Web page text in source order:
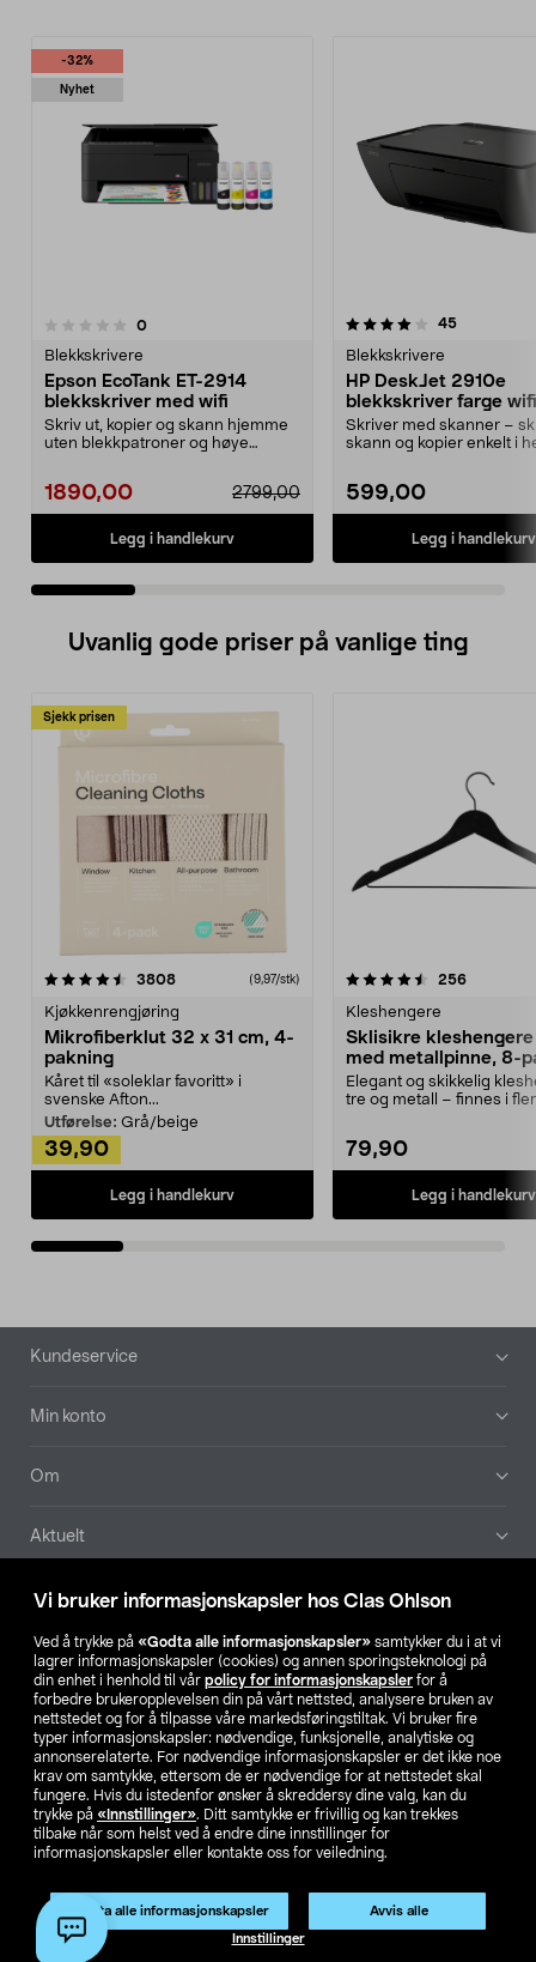
Vi bruker informasjonskapsler hos Clas Ohlson
Ved å trykke på «Godta alle informasjonskapsler» samtykker du i at vi
lagrer informasjonskapsler (cookies) og annen sporingsteknologi på
din enhet i henhold til vår policy for informasjonskapsler for å
forbedre brukeropplevelsen din på vårt nettsted, analysere bruken av
nettstedet og for å tilpasse våre markedsføringstiltak. Vi bruker fire
typer informasjonskapsler: nødvendige, funksjonelle, analytiske og
annonserelaterte. For nødvendige informasjonskapsler er det ikke noe
krav om samtykke, ettersom de er nødvendige for at nettstedet skal
fungere. Hvis du istedenfor ønsker å skreddersy dine valg, kan du
trykke på «Innstillinger». Ditt samtykke er frivillig og kan trekkes
tilbake når som helst ved å endre dine innstillinger for
informasjonskapsler eller kontakte oss for veiledning.
Godta alle informasjonskapsler Avvis alle
Innstillinger
Produktet har utgått
Artikkelnr.:56-1165
-32%
Nyhet
0anmeldelser
Blekkskrivere
Epson EcoTank ET-2914
blekkskriver med wifi
Skriv ut, kopier og skann hjemme
uten blekkpatroner og høye
1890,00 2799,00
Legg i handlekurv
4.0 av 5 stjerner 45
Blekkskrivere
HP DeskJet 2910e
blekkskriver farge wifi
Skriver med skanner –
skann og kopier enkelt i
599,00
Legg i handlekurv
4.5 av 5 stjerner
Uvanlig gode priser på vanlige ting
Sjekk prisen
3808anmeldelser(9,97/stk)
Kjøkkenrengjøring
Mikrofiberklut 32 x 31 cm, 4-
pakning
Kåret til «soleklar favoritt» i
svenske Afton...
Utførelse: Grå/beige
39,90
Legg i handlekurv
4.5av 5 stjerner 256
Kleshengere
Sklisikre
med metallpinne, 8-
Elegant og skikkelig
tre og metall – finnes i
79,90
Legg i handlekurv
4.5av 5 stjerner
Bunntekst
Kundeservice
Min konto
Om
Aktuelt
Våre selskaper
Finn din butikk
SE NO FI
Endre til priser ekskl. moms